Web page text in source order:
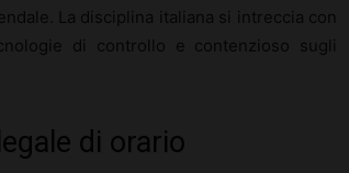
La disciplina italiana si intreccia con
di controllo e contenzioso sugli
di orario